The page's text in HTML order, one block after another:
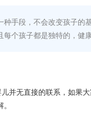
手段，不会改变孩子的
个孩子都是独特的，健
并无直接的联系，如果